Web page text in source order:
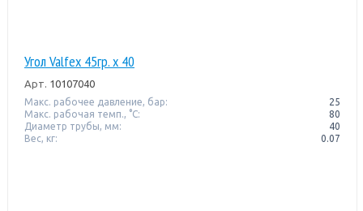
Угол Valfex 45гр. х 40
Арт. 10107040
Макс. рабочее давление, бар:
25
Макс. рабочая темп., °С:
80
Диаметр трубы, мм:
40
Вес, кг:
0.07